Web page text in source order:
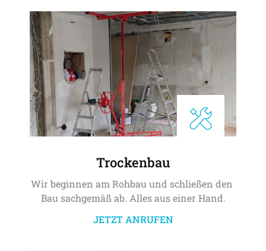
Trockenbau
Wir beginnen am Rohbau und schließen den
Bau sachgemäß ab. Alles aus einer Hand.
JETZT ANRUFEN